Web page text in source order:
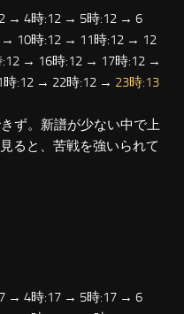
→ 4時:12 → 5時:12 → 6
10時:12 → 11時:12 → 12
→ 16時:12 → 17時:12 →
:12 → 22時:12 → 23時:13
ず。新譜が少ない中で上
ると、苦戦を強いられて
→ 4時:17 → 5時:17 → 6